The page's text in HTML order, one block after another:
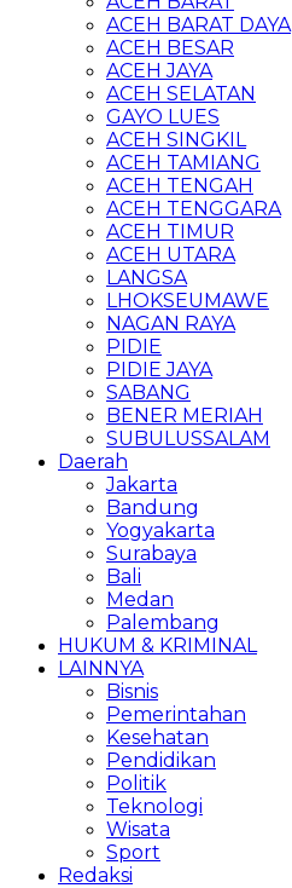
ACEH BARAT DAYA
ACEH BESAR
ACEH JAYA
ACEH SELATAN
GAYO LUES
ACEH SINGKIL
ACEH TAMIANG
ACEH TENGAH
ACEH TENGGARA
ACEH TIMUR
ACEH UTARA
LANGSA
LHOKSEUMAWE
NAGAN RAYA
PIDIE
PIDIE JAYA
SABANG
BENER MERIAH
SUBULUSSALAM
Daerah
Jakarta
Bandung
Yogyakarta
Surabaya
Bali
Medan
Palembang
HUKUM & KRIMINAL
LAINNYA
Bisnis
Pemerintahan
Kesehatan
Pendidikan
Politik
Teknologi
Wisata
Sport
Redaksi